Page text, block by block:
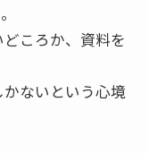
ころか、資料を
ないという心境